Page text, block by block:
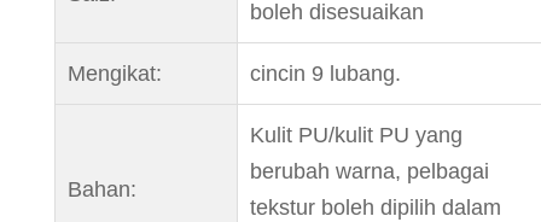
boleh disesuaikan
Mengikat: cincin 9 lubang.
Bahan:
Kulit PU/kulit PU yang
berubah warna, pelbagai
tekstur boleh dipilih dalam